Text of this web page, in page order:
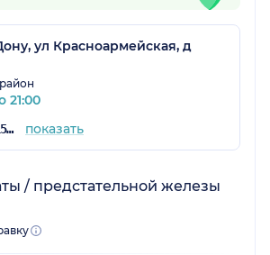
ул Красноармейская, д
21:00
+7 (863) 308-15-37 показать
/ предстательной железы